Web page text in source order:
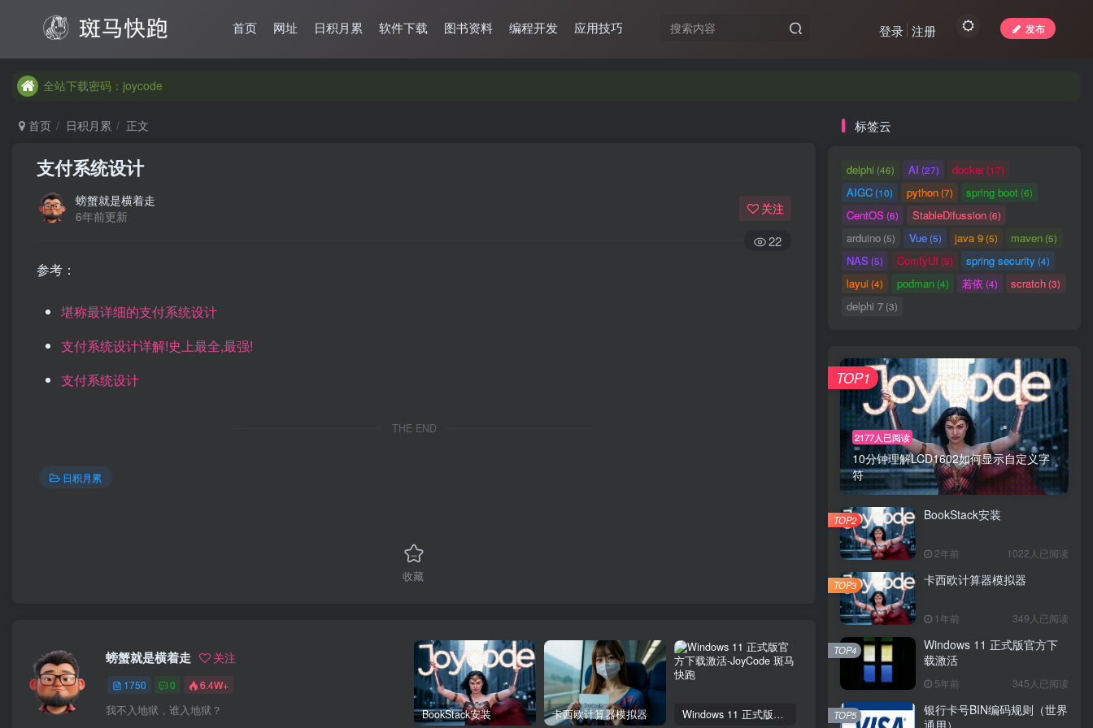
首页 网址 日积月累 软件下载 图书资料 编程开发 应用技巧 发布
登录 注册
全站下载密码：joycode
全站下载密码：joycode
全站下载密码：joycode
首页 日积月累 正文
支付系统设计
螃蟹就是横着走
6年前更新
关注
22
参考：
堪称最详细的支付系统设计
支付系统设计详解!史上最全,最强!
支付系统设计
THE END
日积月累
收藏
螃蟹就是横着走 关注
1750 0 6.4W+
我不入地狱，谁入地狱？ BookStack安装 卡西欧计算器模拟器 Windows 11 正式版官方下载激活 银行卡号BIN编码规则（世界通用） Delphi 下深入Windows核心编程
标签云
delphi (46) AI (27) docker(17)
AIGC(10) python(7) spring boot(6)
CentOS (6) StableDifussion(6)
arduino (5) Vue(5) java 9(5) maven (5)
NAS (5) ComfyUI (5) spring security (4)
layui(4) podman(4) 若依 (4) scratch(3)
delphi 7 (3)
2177人已阅读
10分钟理解LCD1602如何显示自定义字
符
TOP1
BookStack安装
2年前 1022人已阅读
TOP2
卡西欧计算器模拟器
1年前 349人已阅读
TOP3
Windows 11 正式版官方下
载激活
5年前 345人已阅读
TOP4
银行卡号BIN编码规则（世界
TOP5